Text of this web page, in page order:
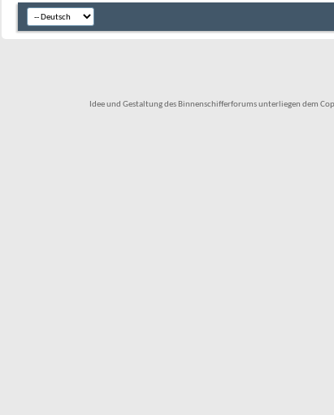
Idee und Gestaltung des Binnenschifferforums unterliegen dem